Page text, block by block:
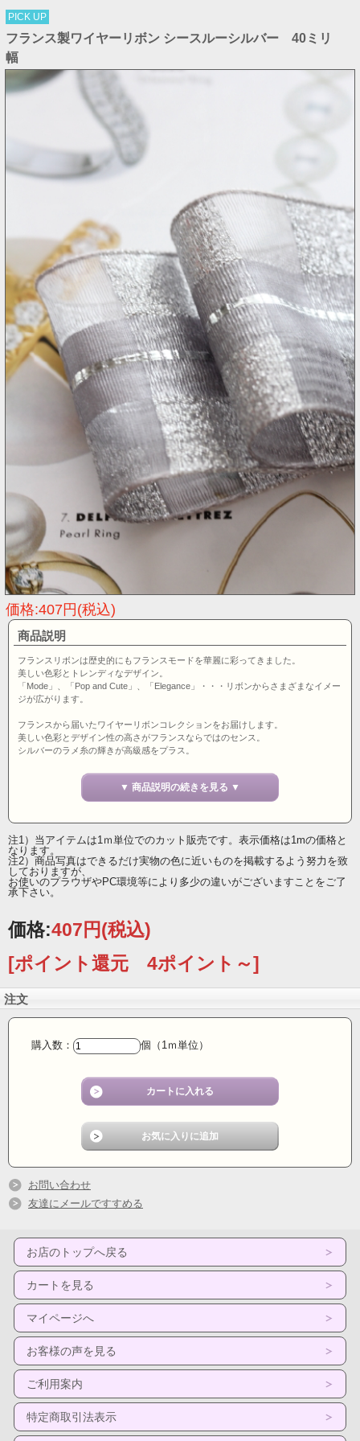
PICK UP
フランス製ワイヤーリボン シースルーシルバー 40ミリ
幅
価格:407円(税込)
商品説明
フランスリボンは歴史的にもフランスモードを華麗に彩ってきました。
美しい色彩とトレンディなデザイン。
「Mode」、「Pop and Cute」、「Elegance」・・・リボンからさまざまなイメー
ジが広がります。
フランスから届いたワイヤーリボンコレクションをお届けします。
美しい色彩とデザイン性の高さがフランスならではのセンス。
シルバーのラメ糸の輝きが高級感をプラス。
フラワーアレンジメントをはじめ、
手芸やクラフト、ラッピングはもちろんのこと、インテリアの装飾等、
40ミリ幅 ワイヤーリボン フランス製 5396 col.902
▼ 商品説明の続きを見る ▼
注1）当アイテムは1ｍ単位でのカット販売です。表示価格は1mの価格と
なります。
注2）商品写真はできるだけ実物の色に近いものを掲載するよう努力を致
しておりますが、
お使いのプラウザやPC環境等により多少の違いがございますことをご了
承下さい。
価格:407円(税込)
[ポイント還元 4ポイント～]
注文
購入数： 個（1ｍ単位）
お問い合わせ
友達にメールですすめる
お店のトップへ戻る
カートを見る
マイページへ
お客様の声を見る
ご利用案内
特定商取引法表示